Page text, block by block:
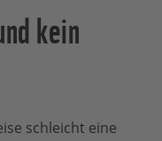
kein
schleicht eine